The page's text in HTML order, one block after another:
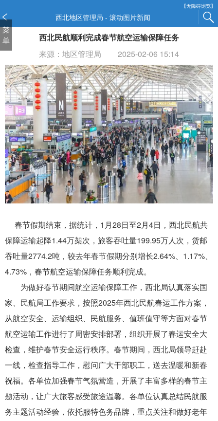
【无障碍浏览】
西北地区管理局 - 滚动图片新闻
菜
单
西北民航顺利完成春节航空运输保障任务
来源：地区管理局
2025-02-06 15:14
春节假期结束，据统计，1月28日至2月4日，西北民航共
保障运输起降1.44万架次，旅客吞吐量199.95万人次，货邮
吞吐量2774.2吨，较去年春节假期分别增长2.64%、1.17%、
4.73%，春节航空运输保障任务顺利完成。
为做好春节期间航空运输保障工作，西北局认真落实国
家、民航局工作要求，按照2025年西北民航春运工作方案，
从航空安全、运输组织、民航服务、值班值守等方面对春节
航空运输工作进行了周密安排部署，组织开展了春运安全大
检查，维护春节安全运行秩序。春节期间，西北局领导赶赴
一线，检查指导工作，慰问广大干部职工，送去温暖和新春
祝福。各单位加强春节气氛营造，开展了丰富多样的春节主
题活动，让广大旅客感受旅途温馨。各单位认真总结民航服
务主题活动经验，依托服特色务品牌，重点关注和做好老年
窗
口
打
障
碍
说
明
页
面,
按
Alt
加
波
浪
键
打
模
式